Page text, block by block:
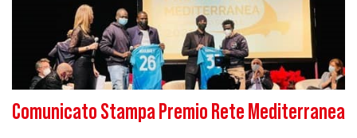
Comunicato Stampa Premio Rete Mediterranea